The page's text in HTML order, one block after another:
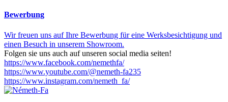
Bewerbung
Wir freuen uns auf Ihre Bewerbung für eine Werksbesichtigung und
einen Besuch in unserem Showroom.
Folgen sie uns auch auf unseren social media seiten!
https://www.facebook.com/nemethfa/
https://www.youtube.com/@nemeth-fa235
https://www.instagram.com/nemeth_fa/